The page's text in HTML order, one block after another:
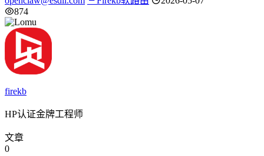
874
firekb
HP认证金牌工程师
文章
0